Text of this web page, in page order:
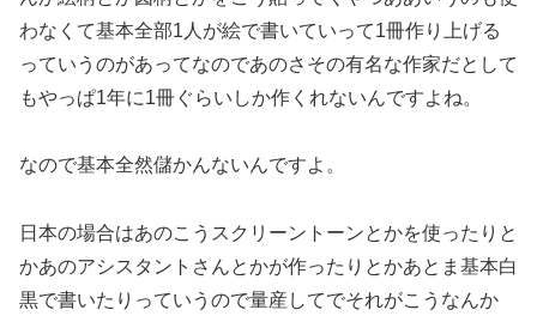
わなくて基本全部1人が絵で書いていって1冊作り上げる
っていうのがあってなのであのさその有名な作家だとして
もやっぱ1年に1冊ぐらいしか作くれないんですよね。
なので基本全然儲かんないんですよ。
日本の場合はあのこうスクリーントーンとかを使ったりと
かあのアシスタントさんとかが作ったりとかあとま基本白
黒で書いたりっていうので量産してでそれがこうなんか